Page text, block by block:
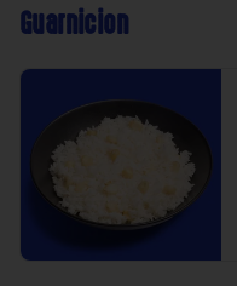
Guarnicion